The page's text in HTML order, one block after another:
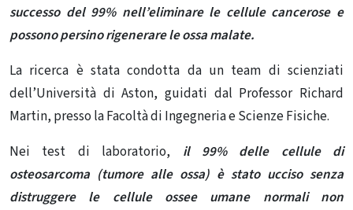
successo del 99% nell’eliminare le cellule cancerose e
possono persino rigenerare le ossa malate.
La ricerca è stata condotta da un team di scienziati
dell’Università di Aston, guidati dal Professor Richard
Martin, presso la Facoltà di Ingegneria e Scienze Fisiche.
Nei test di laboratorio, il 99% delle cellule di
osteosarcoma (tumore alle ossa) è stato ucciso senza
distruggere le cellule ossee umane normali non